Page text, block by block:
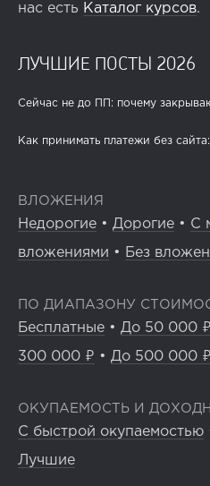
нас есть Каталог курсов.
ЛУЧШИЕ ПОСТЫ 2026
Сейчас не до ПП: почему
Как принимать платежи без
ВЛОЖЕНИЯ
Недорогие • Дорогие • С
вложениями • Без
ПО ДИАПАЗОНУ
Бесплатные • До 50 000 ₽
300 000 ₽ • До 500 000 ₽
ОКУПАЕМОСТЬ И
С быстрой окупаемостью
Лучшие